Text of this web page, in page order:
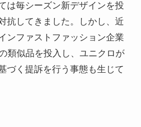
は毎シーズン新デザインを投
抗してきました。しかし、近
ンファストファッション企業
類似品を投入し、ユニクロが
づく提訴を行う事態も生じて